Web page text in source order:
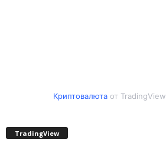
Криптовалютаот TradingView
TradingView